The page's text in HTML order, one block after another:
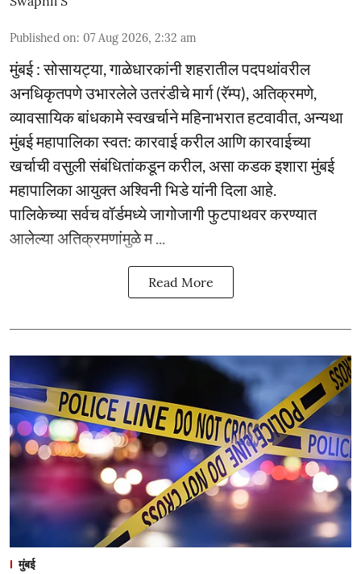
Published on: 07 Aug 2026, 2:32 am
मुंबई : सोसायट्या, गाळेधारकांनी शहरातील पदपथांवरील
अनधिकृतपणे उभारलेले उतरंडीचे मार्ग (रॅम्प), अतिक्रमणे,
व्यावसायिक बांधकामे स्वखर्चाने महिनाभरात हटवावीत, अन्यथा
मुंबई महापालिका स्वत: कारवाई करील आणि कारवाईच्या
खर्चाची वसुली संबंधितांकडून करील, असा कडक इशारा मुंबई
महापालिका आयुक्त अश्विनी भिडे यांनी दिला आहे.
पालिकेच्या सर्वच वॉर्डमध्ये जागोजागी फुटपाथवर करण्यात
आलेल्या अतिक्रमणांमुळे म ...
Read More
मुंबई